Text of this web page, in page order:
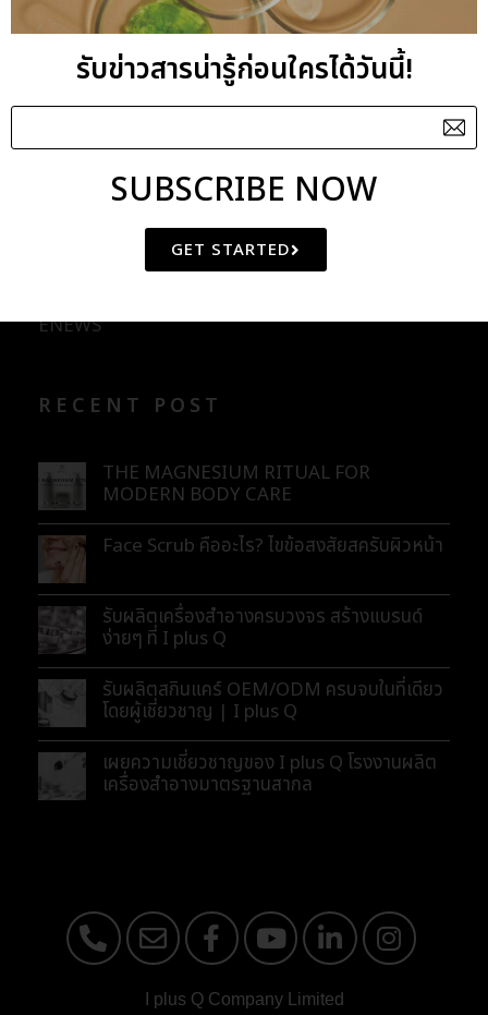
Lemon Oil
ENEWS
RECENT POST
THE MAGNESIUM RITUAL FOR
MODERN BODY CARE
Face Scrub คืออะไร? ไขข้อสงสัยสครับผิวหน้า
รับผลิตเครื่องสำอางครบวงจร สร้างแบรนด์
ง่ายๆ ที่ I plus Q
รับผลิตสกินแคร์ OEM/ODM ครบจบในที่เดียว
โดยผู้เชี่ยวชาญ | I plus Q
เผยความเชี่ยวชาญของ I plus Q โรงงานผลิต
เครื่องสำอางมาตรฐานสากล
I plus Q Company Limited
รับข่าวสารน่ารู้ก่อนใครได้วันนี้!
SUBSCRIBE NOW
GET STARTED